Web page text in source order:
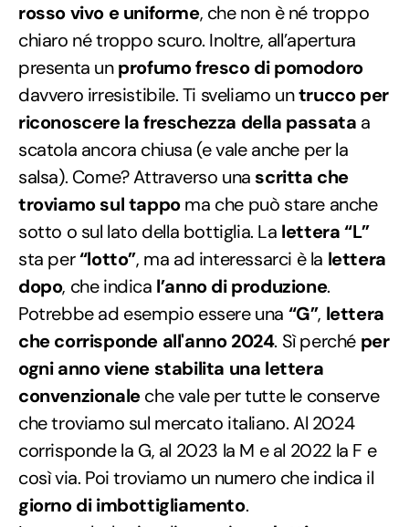
rosso vivo e uniforme, che non è né troppo
chiaro né troppo scuro. Inoltre, all’apertura
presenta unprofumo fresco di pomodoro
davvero irresistibile. Ti sveliamo untrucco per
riconoscere la freschezza della passata a
scatola ancora chiusa (e vale anche per la
salsa). Come? Attraverso una scritta che
troviamo sul tappoma che può stare anche
sotto o sul lato della bottiglia. La lettera “L”
sta per“lotto”, ma ad interessarci è la lettera
dopo, che indica l’anno di produzione.
Potrebbe ad esempio essere una “G”, lettera
che corrisponde all'anno 2024. Sì perché per
ogni anno viene stabilita una lettera
convenzionaleche vale per tutte le conserve
che troviamo sul mercato italiano. Al 2024
corrisponde la G, al 2023 la M e al 2022 la F e
così via. Poi troviamo un numero che indica il
giorno di imbottigliamento.